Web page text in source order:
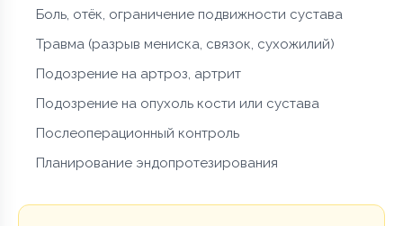
Боль, отёк, ограничение подвижности сустава
Травма (разрыв мениска, связок, сухожилий)
Подозрение на артроз, артрит
Подозрение на опухоль кости или сустава
Послеоперационный контроль
Планирование эндопротезирования